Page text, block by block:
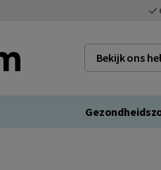
Bekijk ons